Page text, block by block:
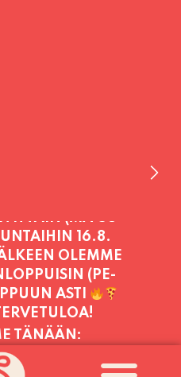
TÄNÄÄN:
11:00 - 21:00
(MA-SU
16.8.
OLEMME
(PE-
ASTI